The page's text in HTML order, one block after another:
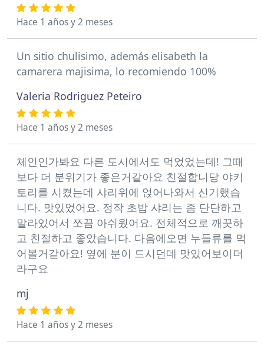
Hace 1 años y 2 meses
Un sitio chulisimo, además elisabeth la
camarera majisima, lo recomiendo 100%
Valeria Rodriguez Peteiro
Hace 1 años y 2 meses
체인인가봐요 다른 도시에서도 먹었었는데! 그때
보다 더 분위기가 좋은거같아요 친절합니당 야키
토리를 시켰는데 샤리위에 얹어나와서 신기했습
니다. 맛있었어요. 정작 초밥 샤리는 좀 단단하고
말라있어서 쪼끔 아쉬웠어요. 전체적으로 깨끗하
고 친절하고 좋았습니다. 다음에오면 누들류를 먹
어볼거같아요! 옆에 분이 드시던데 맛있어보이더
라구요
mj
Hace 1 años y 2 meses